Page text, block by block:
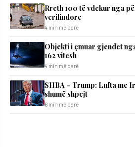
Rreth 100 të vdekur nga
verilindore
4 min më parë
Objekti i çmuar gjendet
162 vitesh
4 min më parë
SHBA – Trump: Lufta me
shumë shpejt
6 min më parë